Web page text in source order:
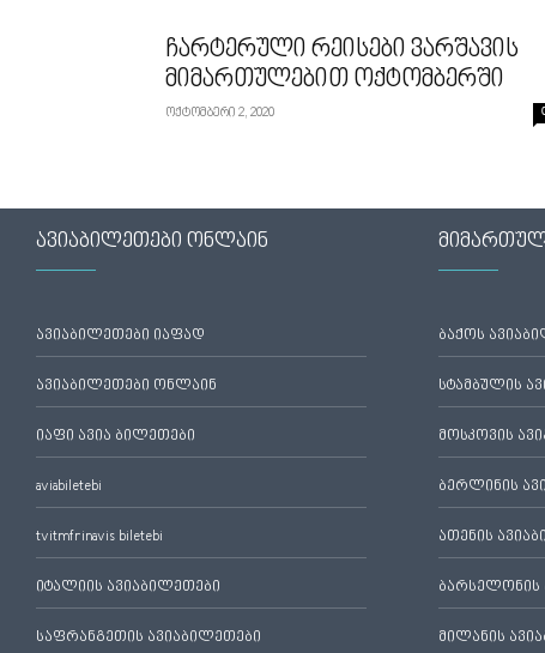
ჩარტერული რეისები ვარშავის
მიმართულებით ოქტომბერში
ოქტომბერი 2, 2020
ავიაბილეთები ონლაინ
ავიაბილეთები იაფად
ავიაბილეთები ონლაინ
იაფი ავია ბილეთები
aviabiletebi
tvitmfrinavis biletebi
იტალიის ავიაბილეთები
საფრანგეთის ავიაბილეთები
ბაქოს
სტამბულის
მოსკოვის
ბერლინის
ათენის
ბარსელონის
მილანის